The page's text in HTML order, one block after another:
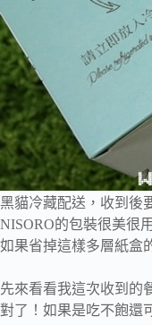
黑貓冷藏配送，收到後
NISORO的包裝很美很
如果省掉這樣多層紙盒
先來看看我這次收到的
對了！如果是吃不飽還